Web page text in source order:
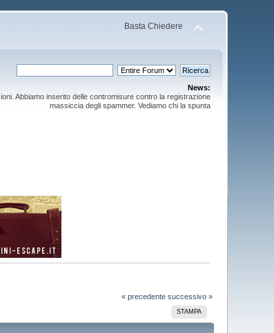
Basta Chiedere
News:
Abbiamo inserito delle contromisure contro la registrazione
massiccia degli spammer. Vediamo chi la spunta
« precedente successivo »
STAMPA